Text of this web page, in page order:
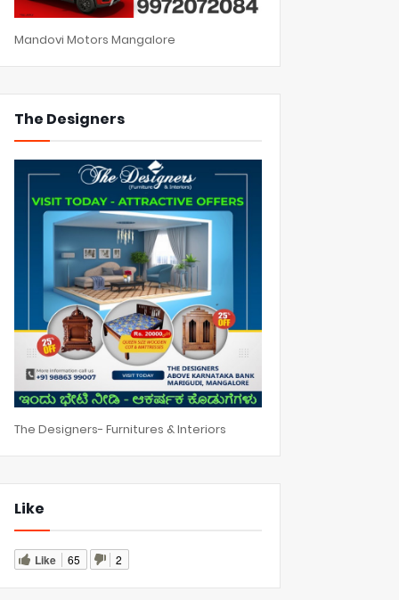
Mandovi Motors Mangalore
The Designers
The Designers- Furnitures & Interiors
Like
Like 65 2